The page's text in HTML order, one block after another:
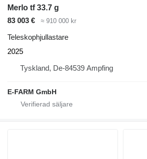
Merlo tf 33.7 g
83 003 €
≈ 910 000 kr
Teleskophjullastare
2025
Tyskland, De-84539 Ampfing
E-FARM GmbH